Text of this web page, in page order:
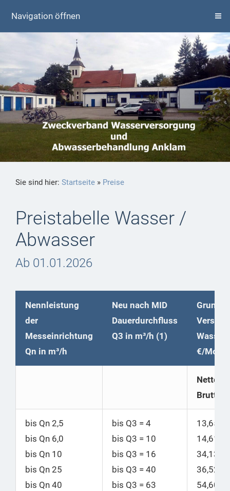
Navigation öffnen
Sie sind hier: Startseite » Preise
Preistabelle Wasser /
Abwasser
Ab 01.01.2026
Nennleistung
der
Messeinrichtung
Qn in m³/h
Neu nach MID
Dauerdurchfluss
Q3 in m³/h (1)
Wasser
€/Monat
Netto |
Brutto
bis Qn 2,5
bis Qn 6,0
bis Qn 10
bis Qn 25
bis Qn 40
bis Q3 = 4
bis Q3 = 10
bis Q3 = 16
bis Q3 = 40
bis Q3 = 63
13,65
14,61
34,13
36,52
54,60